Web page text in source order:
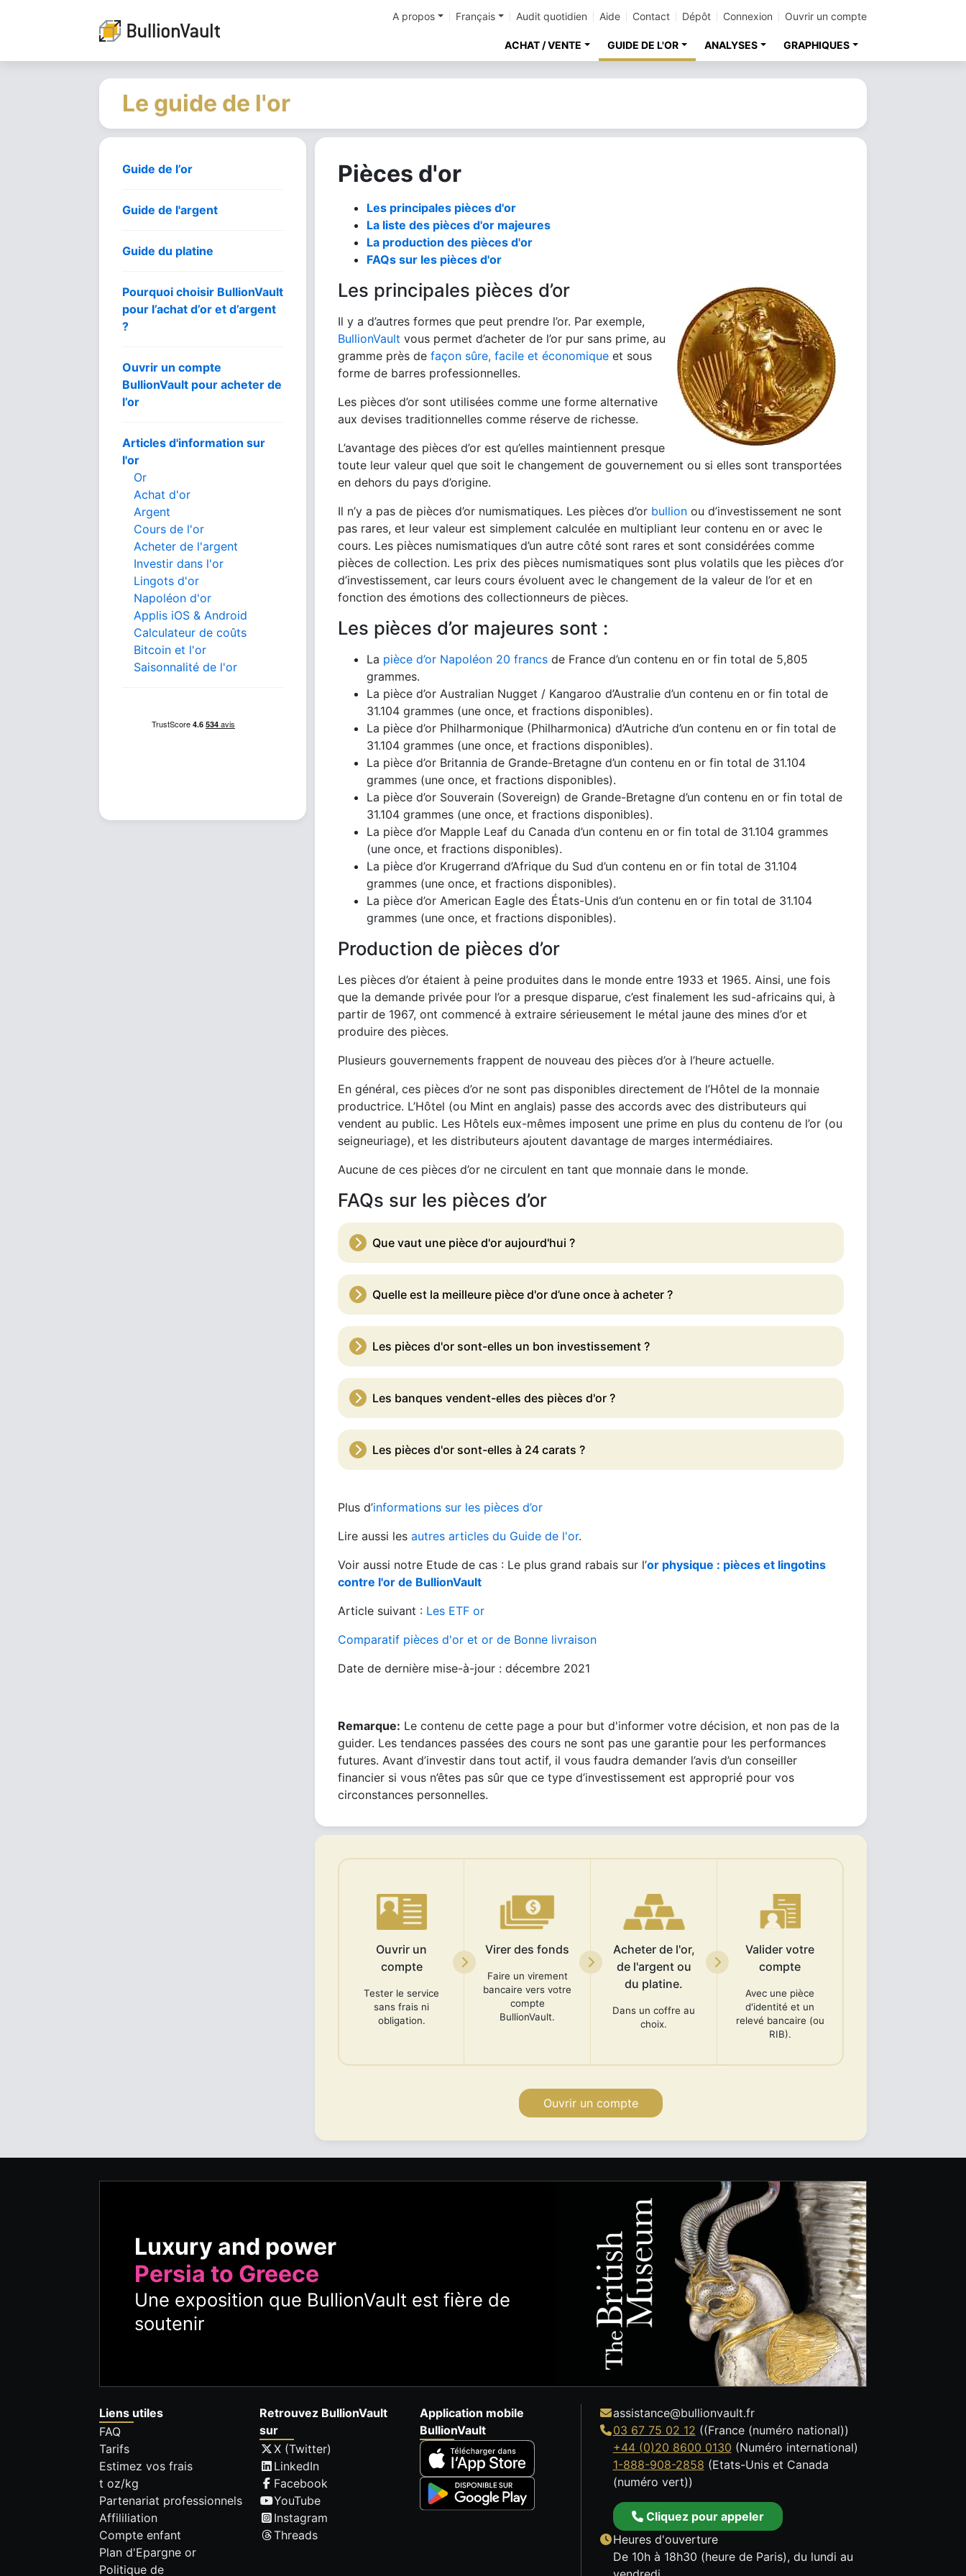
A propos Français Audit quotidien Aide Contact Dépôt Connexion Ouvrir un compte
ACHAT / VENTE GUIDE DE L'OR ANALYSES GRAPHIQUES
Le guide de l'or
Guide de l’or
Guide de l'argent
Guide du platine
Pourquoi choisir BullionVault
pour l’achat d’or et d’argent
?
Ouvrir un compte
BullionVault pour acheter de
l’or
Articles d'information sur
l'or
Or
Achat d'or
Argent
Cours de l'or
Acheter de l'argent
Investir dans l'or
Lingots d'or
Napoléon d'or
Applis iOS & Android
Calculateur de coûts
Bitcoin et l'or
Saisonnalité de l'or
Pièces d'or
Les principales pièces d'or
La liste des pièces d'or majeures
La production des pièces d'or
FAQs sur les pièces d'or
Les principales pièces d’or
Il y a d’autres formes que peut prendre l’or. Par exemple,
BullionVault vous permet d’acheter de l’or pur sans prime, au
gramme près de façon sûre, facile et économique et sous
forme de barres professionnelles.
Les pièces d’or sont utilisées comme une forme alternative
aux devises traditionnelles comme réserve de richesse.
L’avantage des pièces d’or est qu’elles maintiennent presque
toute leur valeur quel que soit le changement de gouvernement ou si elles sont transportées
en dehors du pays d’origine.
Il n’y a pas de pièces d’or numismatiques. Les pièces d’or bullion ou d’investissement ne sont
pas rares, et leur valeur est simplement calculée en multipliant leur contenu en or avec le
cours. Les pièces numismatiques d’un autre côté sont rares et sont considérées comme
pièces de collection. Les prix des pièces numismatiques sont plus volatils que les pièces d’or
d’investissement, car leurs cours évoluent avec le changement de la valeur de l’or et en
fonction des émotions des collectionneurs de pièces.
Les pièces d’or majeures sont :
La pièce d’or Napoléon 20 francs de France d’un contenu en or fin total de 5,805
grammes.
La pièce d’or Australian Nugget / Kangaroo d’Australie d’un contenu en or fin total de
31.104 grammes (une once, et fractions disponibles).
La pièce d’or Philharmonique (Philharmonica) d’Autriche d’un contenu en or fin total de
31.104 grammes (une once, et fractions disponibles).
La pièce d’or Britannia de Grande-Bretagne d’un contenu en or fin total de 31.104
grammes (une once, et fractions disponibles).
La pièce d’or Souverain (Sovereign) de Grande-Bretagne d’un contenu en or fin total de
31.104 grammes (une once, et fractions disponibles).
La pièce d’or Mapple Leaf du Canada d’un contenu en or fin total de 31.104 grammes
(une once, et fractions disponibles).
La pièce d’or Krugerrand d’Afrique du Sud d’un contenu en or fin total de 31.104
grammes (une once, et fractions disponibles).
La pièce d’or American Eagle des États-Unis d’un contenu en or fin total de 31.104
grammes (une once, et fractions disponibles).
Production de pièces d’or
Les pièces d’or étaient à peine produites dans le monde entre 1933 et 1965. Ainsi, une fois
que la demande privée pour l’or a presque disparue, c’est finalement les sud-africains qui, à
partir de 1967, ont commencé à extraire sérieusement le métal jaune des mines d’or et
produire des pièces.
Plusieurs gouvernements frappent de nouveau des pièces d’or à l’heure actuelle.
En général, ces pièces d’or ne sont pas disponibles directement de l’Hôtel de la monnaie
productrice. L’Hôtel (ou Mint en anglais) passe des accords avec des distributeurs qui
vendent au public. Les Hôtels eux-mêmes imposent une prime en plus du contenu de l’or (ou
seigneuriage), et les distributeurs ajoutent davantage de marges intermédiaires.
Aucune de ces pièces d’or ne circulent en tant que monnaie dans le monde.
FAQs sur les pièces d’or
Que vaut une pièce d'or aujourd'hui ?
Quelle est la meilleure pièce d'or d’une once à acheter ?
Les pièces d'or sont-elles un bon investissement ?
Les banques vendent-elles des pièces d'or ?
Les pièces d'or sont-elles à 24 carats ?
Plus d’informations sur les pièces d’or
Lire aussi les autres articles du Guide de l'or.
Voir aussi notre Etude de cas : Le plus grand rabais sur l’or physique : pièces et lingotins
contre l'or de BullionVault
Article suivant : Les ETF or
Comparatif pièces d'or et or de Bonne livraison
Date de dernière mise-à-jour : décembre 2021
Remarque: Le contenu de cette page a pour but d'informer votre décision, et non pas de la
guider. Les tendances passées des cours ne sont pas une garantie pour les performances
futures. Avant d’investir dans tout actif, il vous faudra demander l’avis d’un conseiller
financier si vous n’êtes pas sûr que ce type d’investissement est approprié pour vos
circonstances personnelles.
Ouvrir un
compte
Tester le service
sans frais ni
obligation.
Virer des fonds
Faire un virement
bancaire vers votre
compte
BullionVault.
Acheter de l'or,
de l'argent ou
du platine.
Dans un coffre au
choix.
Valider votre
compte
Avec une pièce
d'identité et un
relevé bancaire (ou
RIB).
Ouvrir un compte
Luxury and power
Persia to Greece
Une exposition que BullionVault est fière de
soutenir
Liens utiles
FAQ
Tarifs
Estimez vos frais
t oz/kg
Partenariat professionnels
Affililiation
Compte enfant
Plan d'Epargne or
Politique de
Retrouvez BullionVault
sur
X (Twitter)
LinkedIn
Facebook
YouTube
Instagram
Threads
Application mobile
BullionVault
assistance@bullionvault.fr
03 67 75 02 12 ((France (numéro national))
+44 (0)20 8600 0130 (Numéro international)
1-888-908-2858 (Etats-Unis et Canada
(numéro vert))
Cliquez pour appeler
Heures d'ouverture
De 10h à 18h30 (heure de Paris), du lundi au